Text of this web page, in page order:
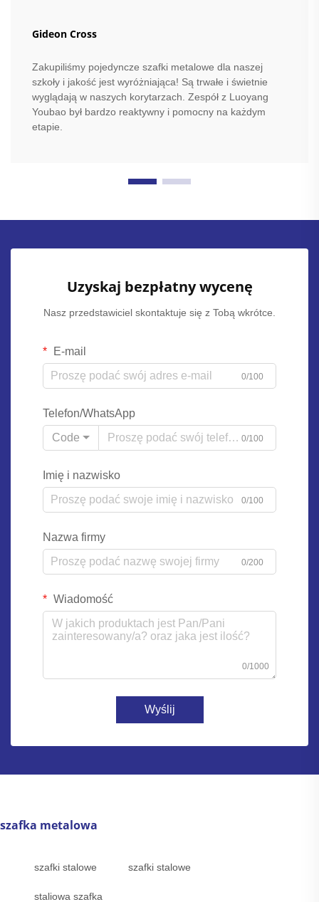
Gideon Cross
Zakupiliśmy pojedyncze szafki metalowe dla naszej
szkoły i jakość jest wyróżniająca! Są trwałe i świetnie
wyglądają w naszych korytarzach. Zespół z Luoyang
Youbao był bardzo reaktywny i pomocny na każdym
etapie.
Uzyskaj bezpłatny wycenę
Nasz przedstawiciel skontaktuje się z Tobą wkrótce.
E-mail
0/100
Telefon/WhatsApp
Code
0/100
Imię i nazwisko
0/100
Nazwa firmy
0/200
Wiadomość
0/1000
Wyślij
szafka metalowa
szafki stalowe szafki stalowe
staliowa szafka